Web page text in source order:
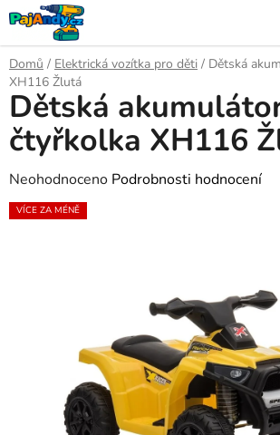
Přejít
na
obsah
Domů / Elektrická vozítka pro děti / Dětská
XH116 Žlutá
Dětská
čtyřkolka XH116
Průměrné
hodnocení
Neohodnoceno Podrobnosti hodnocení
VÍCE ZA MÉNĚ